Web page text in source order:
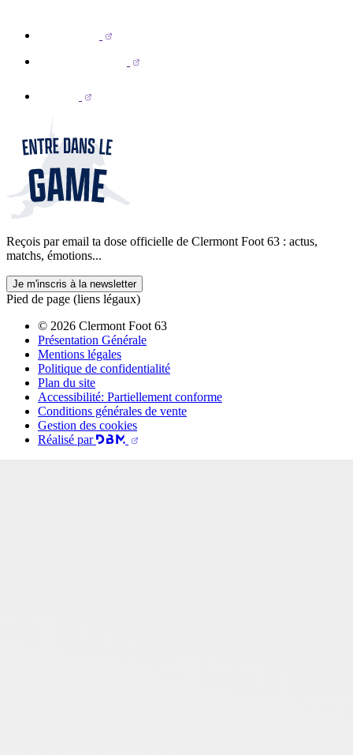
Reçois par email ta dose officielle de Clermont Foot 63 : actus,
matchs, émotions...
Je m'inscris à la newsletter
Pied de page (liens légaux)
© 2026 Clermont Foot 63
Présentation Générale
Mentions légales
Politique de confidentialité
Plan du site
Accessibilité: Partiellement conforme
Conditions générales de vente
Gestion des cookies
Réalisé par